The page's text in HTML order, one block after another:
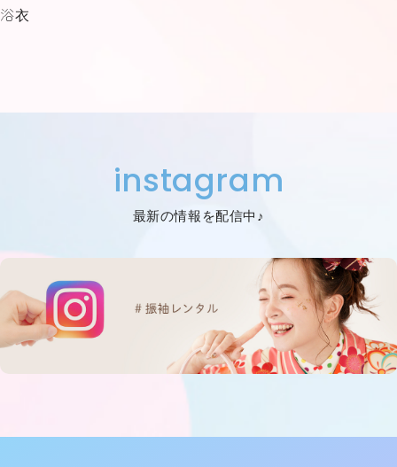
浴衣
instagram
最新の情報を配信中♪